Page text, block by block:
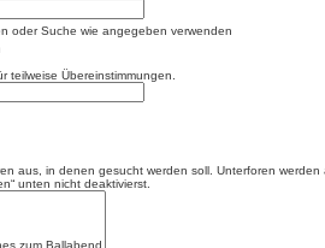
oder Suche wie angegeben verwenden
teilweise Übereinstimmungen.
aus, in denen gesucht werden soll. Unterforen
unten nicht deaktivierst.